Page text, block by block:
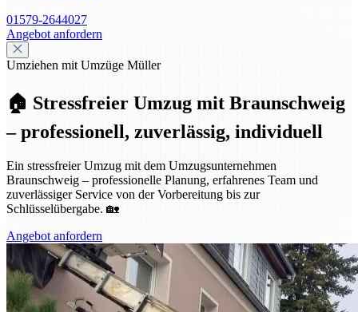
01579-2644027
Angebot anfordern
Umziehen mit Umzüge Müller
🏠 Stressfreier Umzug mit Braunschweig
– professionell, zuverlässig, individuell
Ein stressfreier Umzug mit dem Umzugsunternehmen
Braunschweig – professionelle Planung, erfahrenes Team und
zuverlässiger Service von der Vorbereitung bis zur
Schlüsselübergabe. 🏡
Angebot anfordern